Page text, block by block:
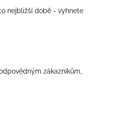
nejbližší době - vyhnete
zákazníkům,